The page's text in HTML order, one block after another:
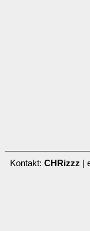
Kontakt: CHRizzz |